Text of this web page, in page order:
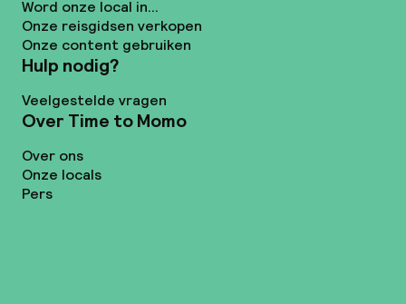
Word onze local in...
Onze reisgidsen verkopen
Onze content gebruiken
Hulp nodig?
Veelgestelde vragen
Over Time to Momo
Over ons
Onze locals
Pers